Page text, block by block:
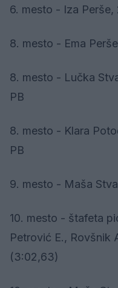
6. mesto - Iza
8. mesto - Ema
8. mesto - Lučka
PB
8. mesto - Klara
PB
9. mesto - Maša
10. mesto - štafeta
Petrović E., Rovšnik
(3:02,63)